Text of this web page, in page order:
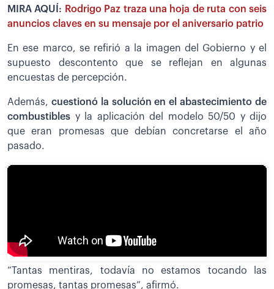
MIRA AQUÍ: Rodrigo Paz traza una hoja de ruta con seis
anuncios claves en su mensaje por el aniversario patrio
En ese marco, se refirió a la imagen del Gobierno y el
supuesto descontento que se reflejan en algunas
encuestas de percepción.
Además, cuestionó la solución en el abastecimiento de
combustibles y la aplicación del modelo 50/50 y dijo
que eran promesas que debían concretarse el año
pasado.
“Tantas mentiras, todavía no estamos tocando las
promesas, tantas promesas”, afirmó.